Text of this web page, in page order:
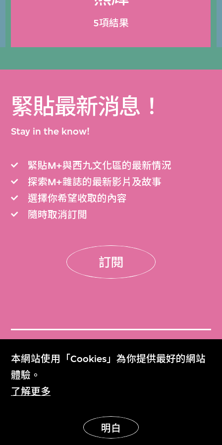
本網站使用「Cookies」為你提供最好的網站
體驗。
了解更多
明白
5項結果
緊貼最新消息！
Stay in the know!
緊貼M+與西九文化區的最新情況
探索M+雜誌的最新影片及故事
選擇你希望收取的內容
隨時取消訂閲
訂閱
門票
Get Tickets
M+雜誌